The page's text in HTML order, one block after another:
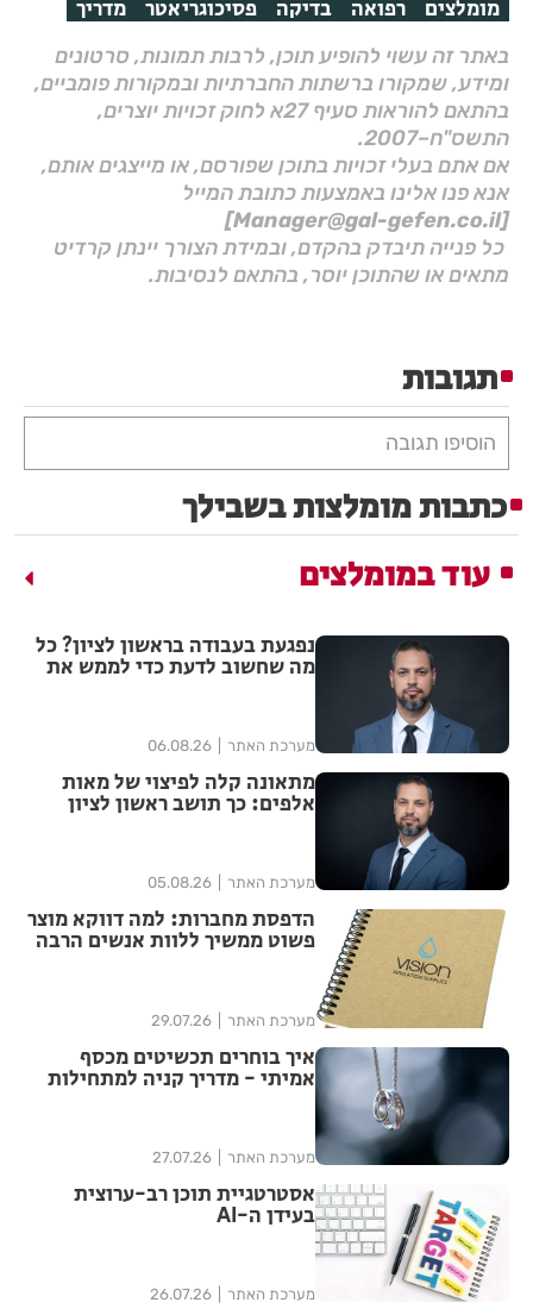
מומלצים רפואה בדיקה פסיכוגריאטר מדריך
באתר זה עשוי להופיע תוכן, לרבות תמונות, סרטונים
ומידע, שמקורו ברשתות החברתיות ובמקורות פומביים,
בהתאם להוראות סעיף 27א לחוק זכויות יוצרים,
התשס"ח–2007.
אם אתם בעלי זכויות בתוכן שפורסם, או מייצגים אותם,
אנא פנו אלינו באמצעות כתובת המייל
[Manager@gal-gefen.co.il]
כל פנייה תיבדק בהקדם, ובמידת הצורך יינתן קרדיט
מתאים או שהתוכן יוסר, בהתאם לנסיבות.
תגובות
הוסיפו תגובה
כתבות מומלצות בשבילך
עוד במומלצים
נפגעת בעבודה בראשון לציון? כל
מה שחשוב לדעת כדי לממש את
מערכת האתר 06.08.26
מתאונה קלה לפיצוי של מאות
אלפים: כך תושב ראשון לציון
מערכת האתר 05.08.26
הדפסת מחברות: למה דווקא מוצר
פשוט ממשיך ללוות אנשים הרבה
מערכת האתר 29.07.26
איך בוחרים תכשיטים מכסף
אמיתי - מדריך קניה למתחילות
מערכת האתר 27.07.26
אסטרטגיית תוכן רב-ערוצית
בעידן ה-AI
מערכת האתר 26.07.26